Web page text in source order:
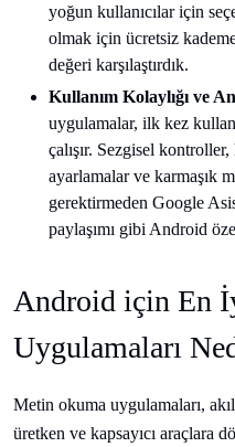
yoğun kullanıcılar için
olmak için ücretsiz
değeri karşılaştırdık.
Kullanım Kolaylığı ve
uygulamalar, ilk kez
çalışır. Sezgisel
ayarlamalar ve karmaşık
gerektirmeden Google
paylaşımı gibi Android
Android için En
Uygulamaları
Metin okuma uygulamaları,
üretken ve kapsayıcı araçlara